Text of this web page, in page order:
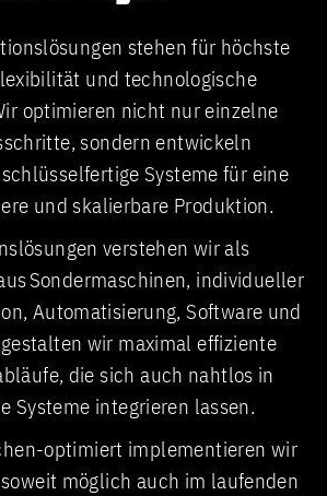
stehen für höchste
und technologische
optimieren nicht nur einzelne
sondern entwickeln
Systeme für eine
und skalierbare Produktion.
verstehen wir als
Sondermaschinen, individueller
Automatisierung, Software und
wir maximal effiziente
die sich auch nahtlos in
Systeme integrieren lassen.
optimiert implementieren wir
möglich auch im laufenden